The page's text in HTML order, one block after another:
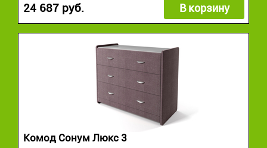
24 687 руб. В корзину
Комод Сонум Люкс 3